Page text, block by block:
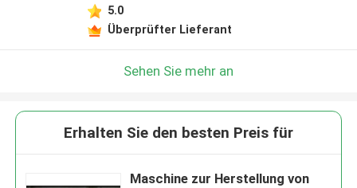
5.0
Überprüfter Lieferant
Sehen Sie mehr an
Erhalten Sie den besten Preis für
Maschine zur Herstellung von